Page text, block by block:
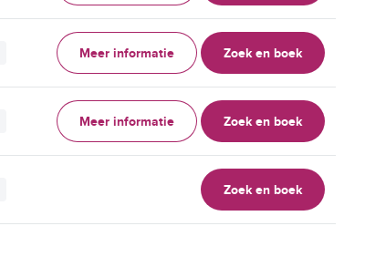
Meer informatie Zoek en boek
Meer informatie Zoek en boek
Zoek en boek